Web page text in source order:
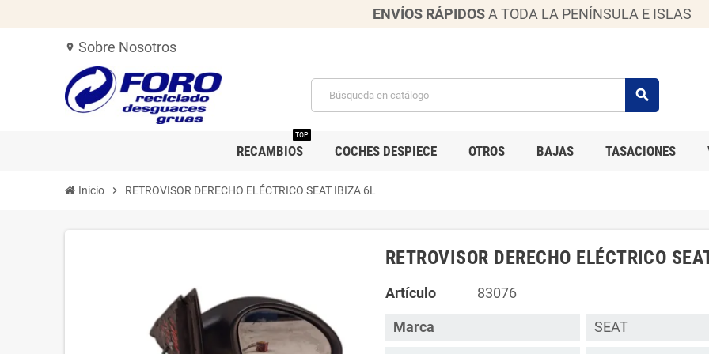
ENVÍOS RÁPIDOS A TODA LA PENÍNSULA E ISLAS
location_on Sobre Nosotros
search
RECAMBIOS
TOP
COCHES DESPIECE OTROS BAJAS TASACIONES
Inicio chevron_right RETROVISOR DERECHO ELÉCTRICO SEAT IBIZA 6L
RETROVISOR DERECHO ELÉCTRICO
Artículo 83076
Marca
SEAT